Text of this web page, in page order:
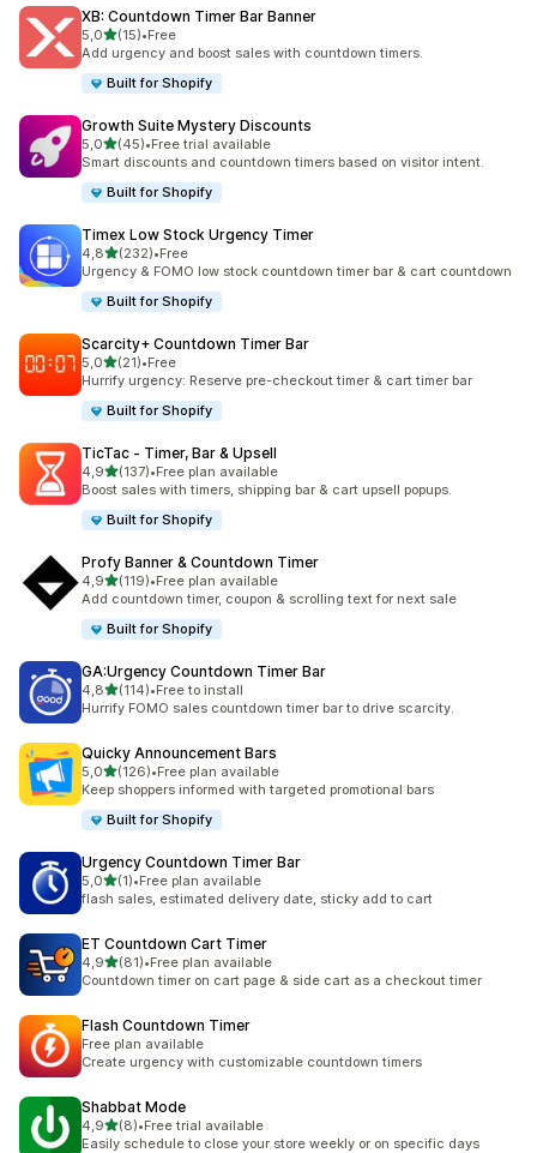
XB: Countdown Timer Bar Banner
5,0av 5 stjerner
(15)
Totalt 15 omtaler
•Free
Add urgency and boost sales with countdown timers.
Built for Shopify
Growth Suite Mystery Discounts
5,0av 5 stjerner
(45)
Totalt 45 omtaler
•Free trial available
Smart discounts and countdown timers based on visitor intent.
Built for Shopify
Timex Low Stock Urgency Timer
4,8av 5 stjerner
(232)
Totalt 232 omtaler
•Free
Urgency & FOMO low stock countdown timer bar & cart countdown
Built for Shopify
Scarcity+ Countdown Timer Bar
5,0av 5 stjerner
(21)
Totalt 21 omtaler
•Free
Hurrify urgency: Reserve pre-checkout timer & cart timer bar
Built for Shopify
TicTac ‑ Timer, Bar & Upsell
4,9av 5 stjerner
(137)
Totalt 137 omtaler
•Free plan available
Boost sales with timers, shipping bar & cart upsell popups.
Built for Shopify
Profy Banner & Countdown Timer
4,9av 5 stjerner
(119)
Totalt 119 omtaler
•Free plan available
Add countdown timer, coupon & scrolling text for next sale
Built for Shopify
GA:Urgency Countdown Timer Bar
4,8av 5 stjerner
(114)
Totalt 114 omtaler
•Free to install
Hurrify FOMO sales countdown timer bar to drive scarcity.
Quicky Announcement Bars
5,0av 5 stjerner
(126)
Totalt 126 omtaler
•Free plan available
Keep shoppers informed with targeted promotional bars
Built for Shopify
Urgency Countdown Timer Bar
5,0av 5 stjerner
(1)
Totalt 1 omtaler
•Free plan available
flash sales, estimated delivery date, sticky add to cart
ET Countdown Cart Timer
4,9av 5 stjerner
(81)
Totalt 81 omtaler
•Free plan available
Countdown timer on cart page & side cart as a checkout timer
Flash Countdown Timer
Free plan available
Create urgency with customizable countdown timers
Shabbat Mode
4,9av 5 stjerner
(8)
Totalt 8 omtaler
•Free trial available
Easily schedule to close your store weekly or on specific days